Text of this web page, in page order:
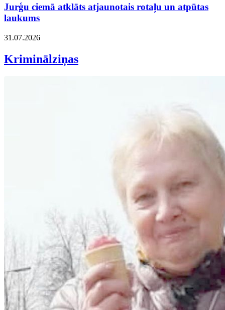
Jurģu ciemā atklāts atjaunotais rotaļu un atpūtas
laukums
31.07.2026
Kriminālziņas